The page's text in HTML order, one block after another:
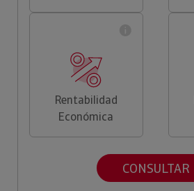
Rentabilidad
Económica
CONSULTAR